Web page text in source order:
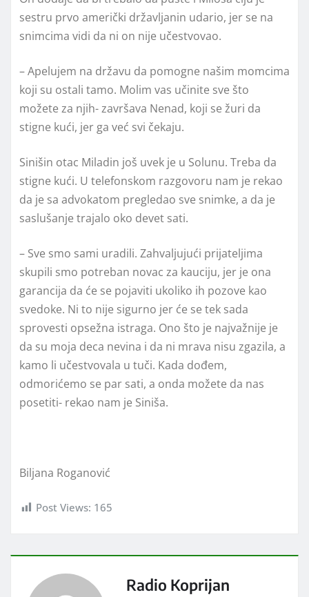
sestru prvo američki državljanin udario, jer se na
snimcima vidi da ni on nije učestvovao.
– Apelujem na državu da pomogne našim momcima
koji su ostali tamo. Molim vas učinite sve što
možete za njih- završava Nenad, koji se žuri da
stigne kući, jer ga već svi čekaju.
Sinišin otac Miladin još uvek je u Solunu. Treba da
stigne kući. U telefonskom razgovoru nam je rekao
da je sa advokatom pregledao sve snimke, a da je
saslušanje trajalo oko devet sati.
– Sve smo sami uradili. Zahvaljujući prijateljima
skupili smo potreban novac za kauciju, jer je ona
garancija da će se pojaviti ukoliko ih pozove kao
svedoke. Ni to nije sigurno jer će se tek sada
sprovesti opsežna istraga. Ono što je najvažnije je
da su moja deca nevina i da ni mrava nisu zgazila, a
kamo li učestvovala u tuči. Kada dođem,
odmorićemo se par sati, a onda možete da nas
posetiti- rekao nam je Siniša.
Biljana Roganović
Post Views: 165
Radio Koprijan